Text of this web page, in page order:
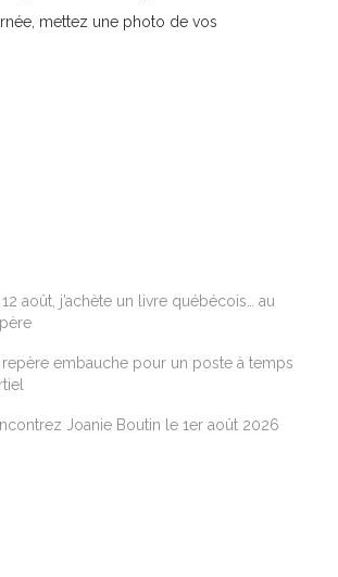
mettez une photo de vos
12 août, j’achète un livre québécois… au
repère embauche pour un poste à temps
Joanie Boutin le 1er août 2026